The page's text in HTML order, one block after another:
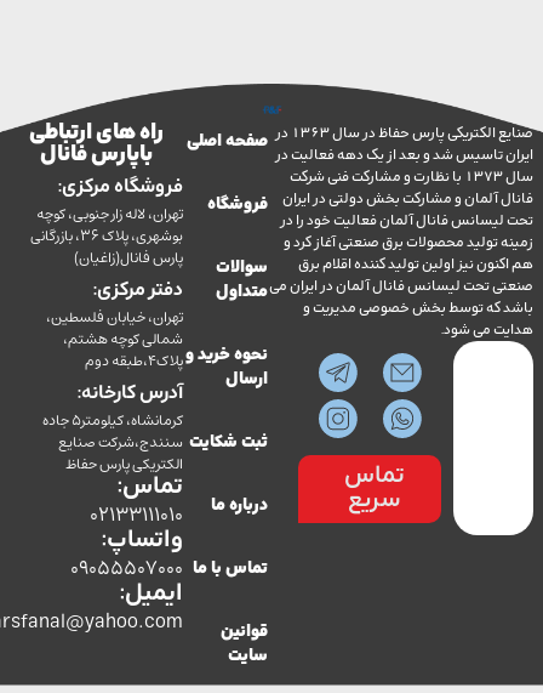
صنایع الکتریکی پارس حفاظ در سال 1363 در
شد و بعد از یک دهه فعالیت در
سال 1373 با نظارت و مشارکت فنی شرکت
و مشارکت بخش دولتی در ایران
فانال آلمان فعالیت خود را در
محصولات برق صنعتی آغاز کرد و
نیز اولین تولید کننده اقلام برق
لیسانس فانال آلمان در ایران می
توسط بخش خصوصی مدیریت و
می شود.
تماس
سریع
صفحه اصلی
فروشگاه
سوالات
متداول
نحوه خرید و
ثبت شکایت
درباره ما
تماس با ما
قوانین
راه های ارتباطی
با پارس فانال
فروشگاه مرکزی:
تهران، لاله زار جنوبی، کوچه
بوشهری، پلاک 36، بازرگانی
پارس فانال(زاغیان)
دفتر مرکزی:
تهران، خیابان فلسطین،
شمالی کوچه هشتم،
پلاک4،طبقه دوم
آدرس کارخانه:
کرمانشاه، کیلومتر5 جاده
سنندج،شرکت صنایع
الکتریکی پارس حفاظ
تماس:
02133111010
واتساپ:
09055507000
ایمیل:
co.parsfanal@yahoo.com